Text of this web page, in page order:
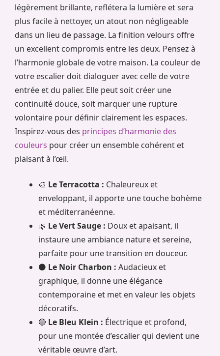
légèrement brillante, reflétera la lumière et sera
plus facile à nettoyer, un atout non négligeable
dans un lieu de passage. La finition velours offre
un excellent compromis entre les deux. Pensez à
l’harmonie globale de votre maison. La couleur de
votre escalier doit dialoguer avec celle de votre
entrée et du palier. Elle peut soit créer une
continuité douce, soit marquer une rupture
volontaire pour définir clairement les espaces.
Inspirez-vous des principes d’harmonie des
couleurs pour créer un ensemble cohérent et
plaisant à l’œil.
🎨 Le Terracotta : Chaleureux et
enveloppant, il apporte une touche bohème
et méditerranéenne.
🌿 Le Vert Sauge : Doux et apaisant, il
instaure une ambiance nature et sereine,
parfaite pour une transition en douceur.
⚫ Le Noir Charbon : Audacieux et
graphique, il donne une élégance
contemporaine et met en valeur les objets
décoratifs.
🔵 Le Bleu Klein : Électrique et profond,
pour une montée d’escalier qui devient une
véritable œuvre d’art.